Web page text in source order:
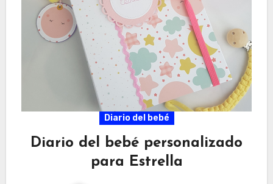
Diario del bebé
Diario del bebé personalizado
para Estrella